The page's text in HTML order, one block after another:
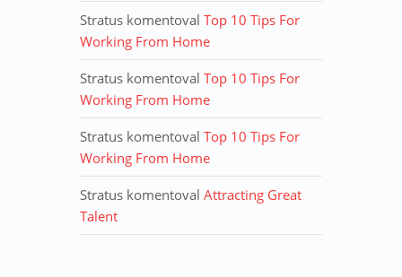
Stratus komentoval Top 10 Tips For
Working From Home
Stratus komentoval Top 10 Tips For
Working From Home
Stratus komentoval Top 10 Tips For
Working From Home
Stratus komentoval Attracting Great
Talent